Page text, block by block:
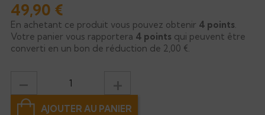
49,90 €
En achetant ce produit vous pouvez obtenir 4 points.
Votre panier vous rapportera 4 points qui peuvent être
converti en un bon de réduction de 2,00 €.
AJOUTER AU PANIER